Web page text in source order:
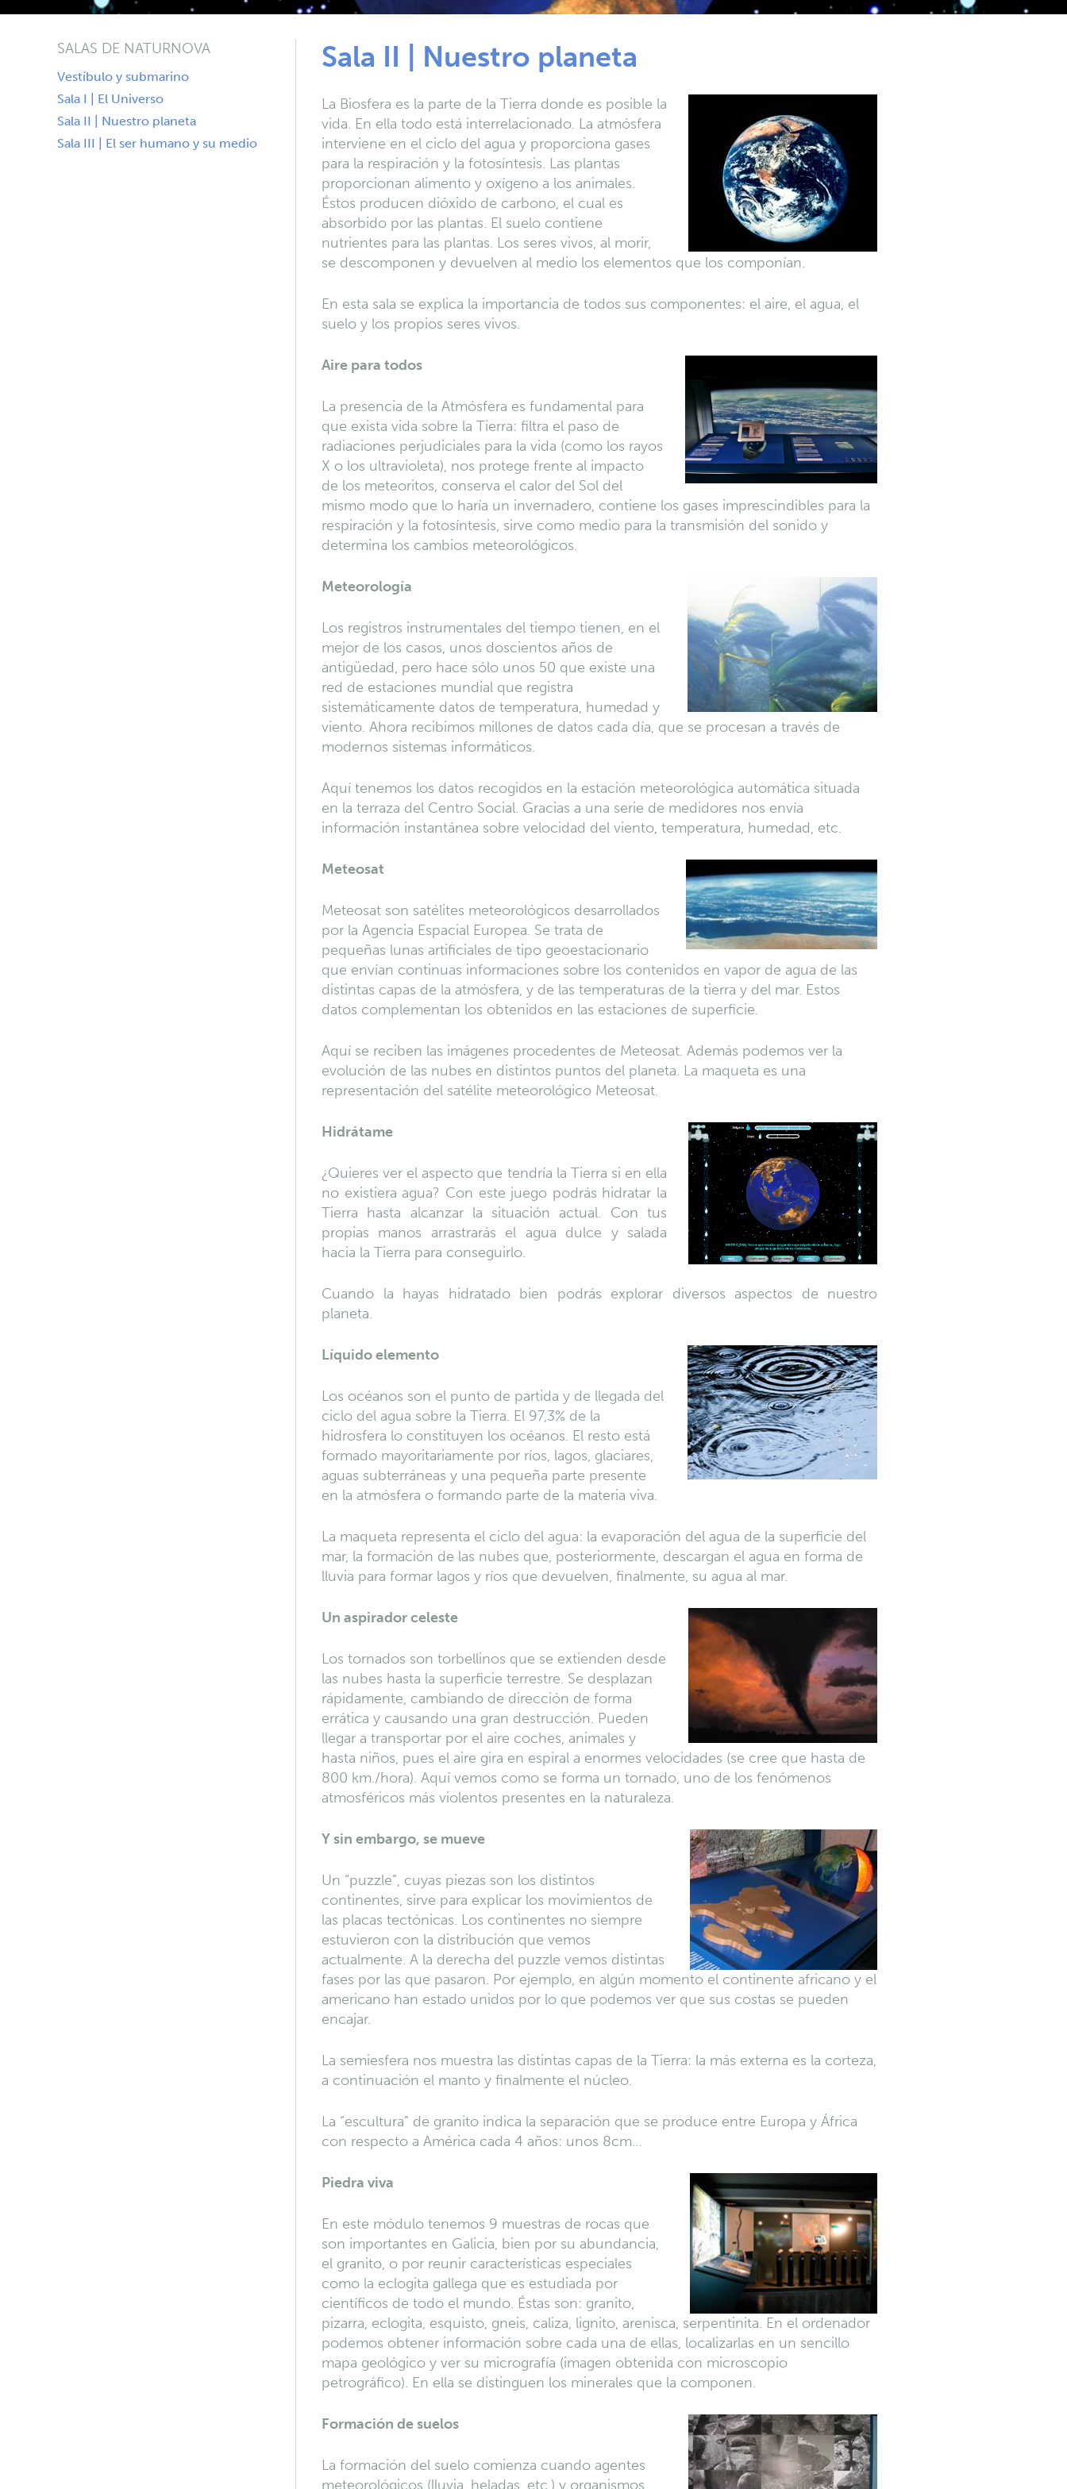
Sala II | Nuestro planeta
La Biosfera es la parte de la Tierra donde es posible la
vida. En ella todo está interrelacionado. La atmósfera
interviene en el ciclo del agua y proporciona gases
para la respiración y la fotosíntesis. Las plantas
proporcionan alimento y oxígeno a los animales.
Éstos producen dióxido de carbono, el cual es
absorbido por las plantas. El suelo contiene
nutrientes para las plantas. Los seres vivos, al morir,
se descomponen y devuelven al medio los elementos que los componían.
En esta sala se explica la importancia de todos sus componentes: el aire, el agua, el
suelo y los propios seres vivos.
Aire para todos
La presencia de la Atmósfera es fundamental para
que exista vida sobre la Tierra: filtra el paso de
radiaciones perjudiciales para la vida (como los rayos
X o los ultravioleta), nos protege frente al impacto
de los meteoritos, conserva el calor del Sol del
mismo modo que lo haría un invernadero, contiene los gases imprescindibles para la
respiración y la fotosíntesis, sirve como medio para la transmisión del sonido y
determina los cambios meteorológicos.
Meteorología
Los registros instrumentales del tiempo tienen, en el
mejor de los casos, unos doscientos años de
antigüedad, pero hace sólo unos 50 que existe una
red de estaciones mundial que registra
sistemáticamente datos de temperatura, humedad y
viento. Ahora recibimos millones de datos cada día, que se procesan a través de
modernos sistemas informáticos.
Aquí tenemos los datos recogidos en la estación meteorológica automática situada
en la terraza del Centro Social. Gracias a una serie de medidores nos envía
información instantánea sobre velocidad del viento, temperatura, humedad, etc.
Meteosat
Meteosat son satélites meteorológicos desarrollados
por la Agencia Espacial Europea. Se trata de
pequeñas lunas artificiales de tipo geoestacionario
que envían continuas informaciones sobre los contenidos en vapor de agua de las
distintas capas de la atmósfera, y de las temperaturas de la tierra y del mar. Estos
datos complementan los obtenidos en las estaciones de superficie.
Aquí se reciben las imágenes procedentes de Meteosat. Además podemos ver la
evolución de las nubes en distintos puntos del planeta. La maqueta es una
representación del satélite meteorológico Meteosat.
Hidrátame
¿Quieres ver el aspecto que tendría la Tierra si en ella
no existiera agua? Con este juego podrás hidratar la
Tierra hasta alcanzar la situación actual. Con tus
propias manos arrastrarás el agua dulce y salada
hacia la Tierra para conseguirlo.
Cuando la hayas hidratado bien podrás explorar diversos aspectos de nuestro
planeta.
Líquido elemento
Los océanos son el punto de partida y de llegada del
ciclo del agua sobre la Tierra. El 97,3% de la
hidrosfera lo constituyen los océanos. El resto está
formado mayoritariamente por ríos, lagos, glaciares,
aguas subterráneas y una pequeña parte presente
en la atmósfera o formando parte de la materia viva.
La maqueta representa el ciclo del agua: la evaporación del agua de la superficie del
mar, la formación de las nubes que, posteriormente, descargan el agua en forma de
lluvia para formar lagos y ríos que devuelven, finalmente, su agua al mar.
Un aspirador celeste
Los tornados son torbellinos que se extienden desde
las nubes hasta la superficie terrestre. Se desplazan
rápidamente, cambiando de dirección de forma
errática y causando una gran destrucción. Pueden
llegar a transportar por el aire coches, animales y
hasta niños, pues el aire gira en espiral a enormes velocidades (se cree que hasta de
800 km./hora). Aquí vemos como se forma un tornado, uno de los fenómenos
atmosféricos más violentos presentes en la naturaleza.
Y sin embargo, se mueve
Un “puzzle”, cuyas piezas son los distintos
continentes, sirve para explicar los movimientos de
las placas tectónicas. Los continentes no siempre
estuvieron con la distribución que vemos
actualmente. A la derecha del puzzle vemos distintas
fases por las que pasaron. Por ejemplo, en algún momento el continente africano y el
americano han estado unidos por lo que podemos ver que sus costas se pueden
encajar.
La semiesfera nos muestra las distintas capas de la Tierra: la más externa es la corteza,
a continuación el manto y finalmente el núcleo.
La “escultura” de granito indica la separación que se produce entre Europa y África
con respecto a América cada 4 años: unos 8cm…
Piedra viva
En este módulo tenemos 9 muestras de rocas que
son importantes en Galicia, bien por su abundancia,
el granito, o por reunir características especiales
como la eclogita gallega que es estudiada por
científicos de todo el mundo. Éstas son: granito,
pizarra, eclogita, esquisto, gneis, caliza, lignito, arenisca, serpentinita. En el ordenador
podemos obtener información sobre cada una de ellas, localizarlas en un sencillo
mapa geológico y ver su micrografía (imagen obtenida con microscopio
petrográfico). En ella se distinguen los minerales que la componen.
Formación de suelos
La formación del suelo comienza cuando agentes
meteorológicos (lluvia, heladas, etc.) y organismos
SALAS DE NATURNOVA
Vestíbulo y submarino
Sala I | El Universo
Sala II | Nuestro planeta
Sala III | El ser humano y su medio